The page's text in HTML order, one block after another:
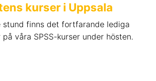
kurser i Uppsala
stund finns det fortfarande lediga
våra SPSS-kurser under hösten.